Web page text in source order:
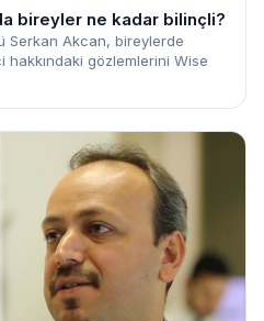
bireyler ne kadar bilinçli?
Serkan Akcan, bireylerde
gözlemlerini Wise